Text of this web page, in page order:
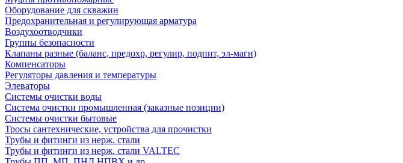
Оборудование для скважин
Предохранительная и регулирующая арматура
Воздухоотводчики
Группы безопасности
Клапаны разные (баланс, предохр, регулир, подпит, эл-магн)
Компенсаторы
Регуляторы давления и температуры
Элеваторы
Системы очистки воды
Система очистки промышленная (заказные позиции)
Системы очистки бытовые
Тросы сантехнические, устройства для прочистки
Трубы и фитинги из нерж. стали
Трубы и фитинги из нерж. стали VALTEC